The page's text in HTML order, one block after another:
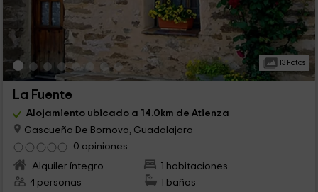
13 Fotos
La Fuente
Alojamiento ubicado a 14.0km de Atienza
Gascueña De Bornova, Guadalajara
0 opiniones
Alquiler íntegro
1 habitaciones
4 personas
1 baños